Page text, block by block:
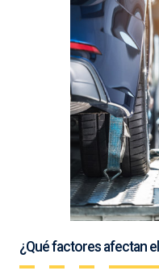
¿Qué factores afectan